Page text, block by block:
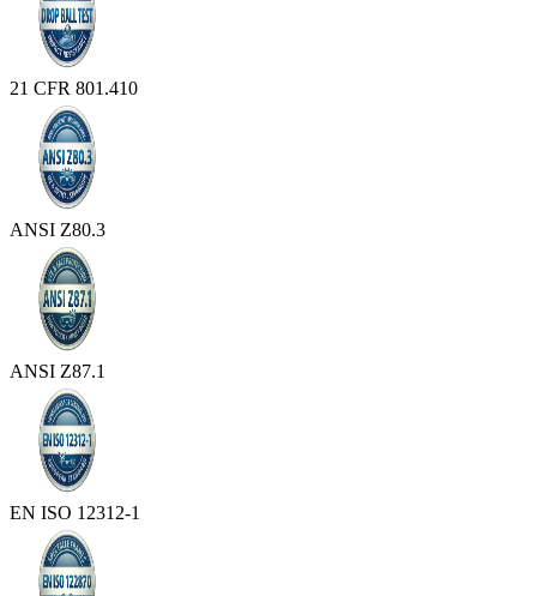
21 CFR 801.410
ANSI Z80.3
ANSI Z87.1
EN ISO 12312-1